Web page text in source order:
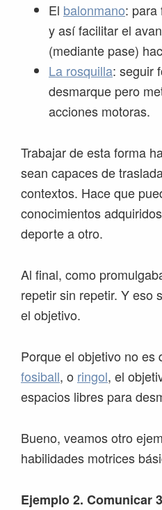
El balonmano: para
y así facilitar el
(mediante pase)
La rosquilla: seguir
desmarque pero
acciones motoras.
Trabajar de esta forma
sean capaces de
contextos. Hace que
conocimientos
deporte a otro.
Al final, como
repetir sin repetir. Y eso
el objetivo.
Porque el objetivo no es
fosiball, o ringol, el
espacios libres para
Bueno, veamos otro
habilidades motrices
Ejemplo 2. Comunicar